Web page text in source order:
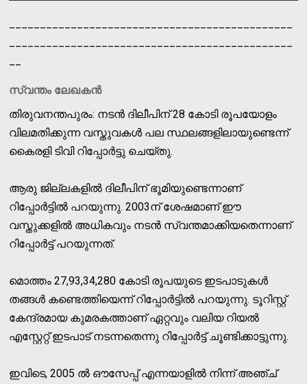
സ്വന്തം ലേഖകന്‍
തിരുവനന്തപുരം: നടന്‍ ദിലീപിന് 28 കോടി രൂപയോളം
വിലമതിക്കുന്ന വസ്തുവകള്‍ പല സ്ഥലങ്ങളിലായുണ്ടെന്ന്
കൈരളി ടിവി റിപ്പോര്‍ട്ടു ചെയ്തു.
ആരു ജില്ലകളില്‍ ദിലീപിന് ഭൂമിയുണ്ടെന്നാണ്
റിപ്പോര്‍ട്ടില്‍ പറയുന്നു. 2003ന് ശേഷമാണ് ഈ
വസ്തുക്കളില്‍ അധികവും നടന്‍ സ്വന്തമാക്കിയതെന്നാണ്
റിപ്പോര്‍ട്ട് പറയുന്നത്.
മൊത്തം 27,93,34,280 കോടി രൂപയുടെ ഇടപാടുകള്‍
തങ്ങള്‍ കണ്ടെത്തിയെന്ന് റിപ്പോര്‍ട്ടില്‍ പറയുന്നു. ടൂറിസ്റ്റ്
കേന്ദ്രമായ കുമരകത്താണ് ഏറ്റവും വലിയ റിയല്‍
എസ്റ്റേറ്റ് ഇടപാട് നടന്നതെന്നു റിപ്പോര്‍ട്ട് ചൂണ്ടിക്കാട്ടുന്നു.
ഇവിടെ, 2005 ല്‍ ഔസേപ്പ് എന്നയാളില്‍ നിന്ന് അഞ്ച്